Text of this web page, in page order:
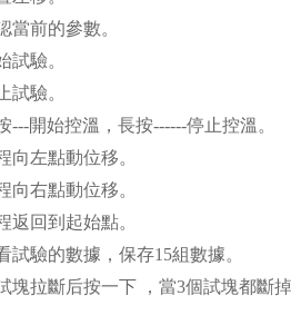
當前的參數。
試驗。
試驗。
---開始控溫 ， 長按------停止控溫 。
向左點動位移。
向右點動位移。
返回到起始點。
試驗的數據，保存15組數據。
塊拉斷后按一下 ，當3個試塊都斷